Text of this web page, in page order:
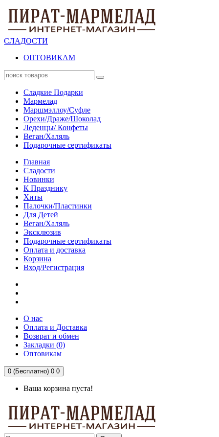
СЛАДОСТИ
ОПТОВИКАМ
Сладкие Подарки
Мармелад
Маршмэллоу/Суфле
Орехи/Драже/Шоколад
Леденцы/ Конфеты
Веган/Халяль
Подарочные сертификаты
Главная
Сладости
Новинки
К Празднику
Хиты
Палочки/Пластинки
Для Детей
Веган/Халяль
Эксклюзив
Подарочные сертификаты
Оплата и доставка
Корзина
Вход/Регистрация
О нас
Оплата и Доставка
Возврат и обмен
Закладки (0)
Оптовикам
0 (Бесплатно) 0 0
Ваша корзина пуста!